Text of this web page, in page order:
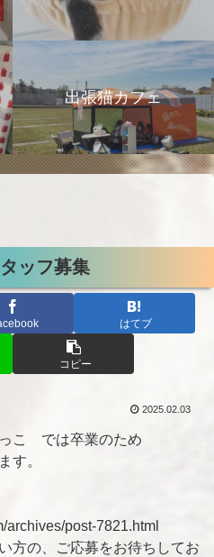
出張猫カフェ
ッフ募集
はてブ
コピー
2025.02.03
こ では卒業のため
す。
archives/post-7821.html
方の、ご応募をお待ちしてお